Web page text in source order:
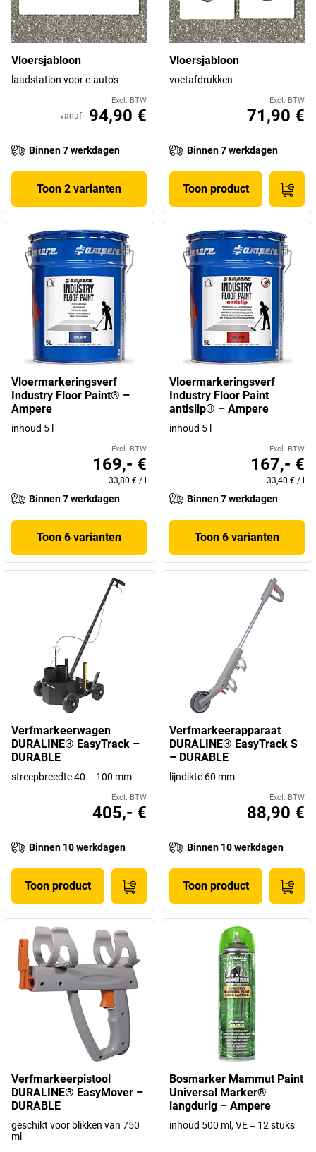
Vloersjabloon
laadstation voor e-auto's
Excl. BTW
vanaf 94,90 €
Binnen 7 werkdagen
Toon 2 varianten
Vloersjabloon
voetafdrukken
Excl. BTW
71,90 €
Binnen 7 werkdagen
Toon product
Vloermarkeringsverf
Industry Floor Paint® –
Ampere
inhoud 5 l
Excl. BTW
169,- €
33,80 € /
Binnen 7 werkdagen
Toon 6 varianten
Vloermarkeringsverf
Industry Floor Paint
antislip® – Ampere
inhoud 5 l
Excl. BTW
167,- €
33,40 € /
Binnen 7 werkdagen
Toon 6 varianten
Verfmarkeerwagen
DURALINE® EasyTrack –
DURABLE
streepbreedte 40 – 100 mm
Excl. BTW
405,- €
Binnen 10 werkdagen
Toon product
Verfmarkeerapparaat
DURALINE® EasyTrack S
– DURABLE
lijndikte 60 mm
Excl. BTW
88,90 €
Binnen 10 werkdagen
Toon product
Verfmarkeerpistool
DURALINE® EasyMover –
DURABLE
geschikt voor blikken van 750
ml
Bosmarker Mammut Paint
Universal Marker®
langdurig – Ampere
inhoud 500 ml, VE = 12 stuks